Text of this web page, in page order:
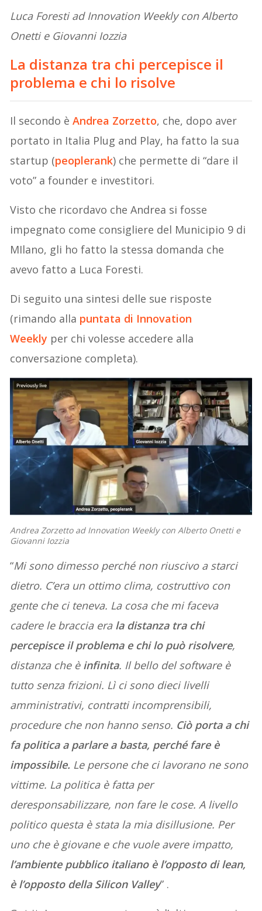
Luca Foresti ad Innovation Weekly con Alberto
Onetti e Giovanni Iozzia
La distanza tra chi percepisce il
problema e chi lo risolve
Il secondo èAndrea Zorzetto, che, dopo aver
portato in Italia Plug and Play, ha fatto la sua
startup (peoplerank) che permette di “dare il
voto” a founder e investitori.
Visto che ricordavo che Andrea si fosse
impegnato come consigliere del Municipio 9 di
MIlano, gli ho fatto la stessa domanda che
avevo fatto a Luca Foresti.
Di seguito una sintesi delle sue risposte
(rimando alla puntata di Innovation
Weekly per chi volesse accedere alla
conversazione completa).
Andrea Zorzetto ad Innovation Weekly con Alberto Onetti e
Giovanni Iozzia
“Mi sono dimesso perché non riuscivo a starci
dietro. C’era un ottimo clima, costruttivo con
gente che ci teneva. La cosa che mi faceva
cadere le braccia era la distanza tra chi
percepisce il problema e chi lo può risolvere,
distanza che è infinita. Il bello del software è
tutto senza frizioni. Lì ci sono dieci livelli
amministrativi, contratti incomprensibili,
procedure che non hanno senso. Ciò porta a chi
fa politica a parlare a basta, perché fare è
impossibile. Le persone che ci lavorano ne sono
vittime. La politica è fatta per
deresponsabilizzare, non fare le cose. A livello
politico questa è stata la mia disillusione. Per
uno che è giovane e che vuole avere impatto,
l’ambiente pubblico italiano è l’opposto di lean,
è l’opposto della Silicon Valley” .